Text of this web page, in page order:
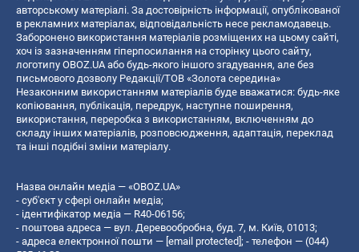
авторському матеріалі. За достовірність інформації, опублікованої
в рекламних матеріалах, відповідальність несе рекламодавець.
Заборонено використання матеріалів розміщених на цьому сайті,
хоч із зазначенням гіперпосилання на сторінку цього сайту,
логотипу OBOZ.UA або будь-якого іншого згадування, але без
письмового дозволу Редакції/ТОВ «Золота середина»
Незаконним використанням матеріалів буде вважатися: будь-яке
копiювання, публiкацiя, передрук, наступне поширення,
використання, переробка з використанням, включенням до
складу інших матеріалів, розповсюдження, адаптація, переклад
та інші подібні зміни матеріалу.
Назва онлайн медіа — «OBOZ.UA»
- суб'єкт у сфері онлайн медіа;
- ідентифікатор медіа — R40-06156;
- поштова адреса — вул. Деревообробна, буд. 7, м. Київ, 01013;
- адреса електронної пошти — [email protected]; - телефон — (044)